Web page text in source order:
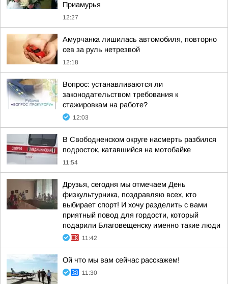
Приамурья
12:27
Амурчанка лишилась автомобиля, повторно
сев за руль нетрезвой
12:18
Вопрос: устанавливаются ли
законодательством требования к
стажировкам на работе?
12:03
В Свободненском округе насмерть разбился
подросток, катавшийся на мотобайке
11:54
Друзья, сегодня мы отмечаем День
физкультурника, поздравляю всех, кто
выбирает спорт! И хочу разделить с вами
приятный повод для гордости, который
подарили Благовещенску именно такие люди
11:42
Ой что мы вам сейчас расскажем!
11:30